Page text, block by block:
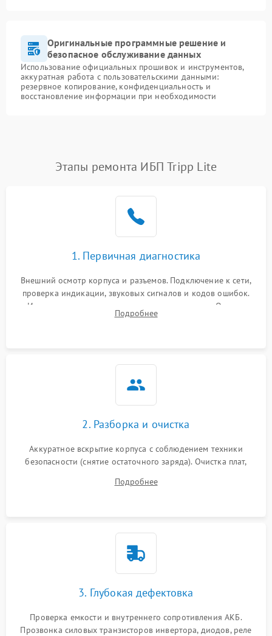
Оригинальные программные решение и
безопасное обслуживание данных
Использование официальных прошивок и инструментов,
аккуратная работа с пользовательскими данными:
резервное копирование, конфиденциальность и
восстановление информации при необходимости
Этапы ремонта ИБП Tripp Lite
1. Первичная диагностика
Внешний осмотр корпуса и разъемов. Подключение к сети,
проверка индикации, звуковых сигналов и кодов ошибок.
Измерение входного и выходного напряжения. Оценка
реакции ИБП на отключение основного питания без
Подробнее
2. Разборка и очистка
Аккуратное вскрытие корпуса с соблюдением техники
безопасности (снятие остаточного заряда). Очистка плат,
и кистей для предотвращения перегрева и замыканий.
Подробнее
3. Глубокая дефектовка
Проверка емкости и внутреннего сопротивления АКБ.
Прозвонка силовых транзисторов инвертора, диодов, реле